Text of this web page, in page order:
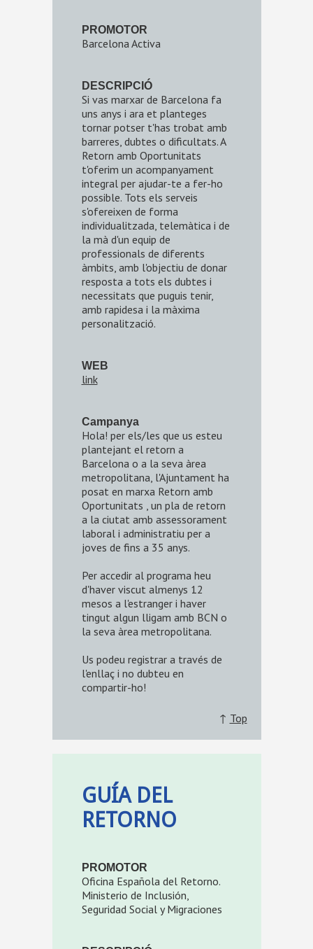
PROMOTOR
Barcelona Activa
DESCRIPCIÓ
Si vas marxar de Barcelona fa
uns anys i ara et planteges
tornar potser t'has trobat amb
barreres, dubtes o dificultats. A
Retorn amb Oportunitats
t'oferim un acompanyament
integral per ajudar-te a fer-ho
possible. Tots els serveis
s'ofereixen de forma
individualitzada, telemàtica i de
la mà d'un equip de
professionals de diferents
àmbits, amb l'objectiu de donar
resposta a tots els dubtes i
necessitats que puguis tenir,
amb rapidesa i la màxima
personalització.
WEB
link
Campanya
Hola! per els/les que us esteu
plantejant el retorn a
Barcelona o a la seva àrea
metropolitana, l'Ajuntament ha
posat en marxa Retorn amb
Oportunitats , un pla de retorn
a la ciutat amb assessorament
laboral i administratiu per a
joves de fins a 35 anys.
Per accedir al programa heu
d'haver viscut almenys 12
mesos a l'estranger i haver
tingut algun lligam amb BCN o
la seva àrea metropolitana.
Us podeu registrar a través de
l'enllaç i no dubteu en
compartir-ho!
↑ Top
GUÍA DEL
RETORNO
PROMOTOR
Oficina Española del Retorno.
Ministerio de Inclusión,
Seguridad Social y Migraciones